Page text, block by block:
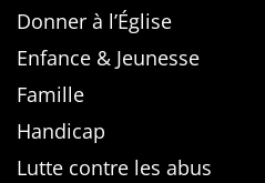
Donner à l’Église
Enfance & Jeunesse
Famille
Handicap
Lutte contre les abus